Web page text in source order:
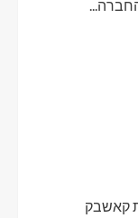
קאשבק